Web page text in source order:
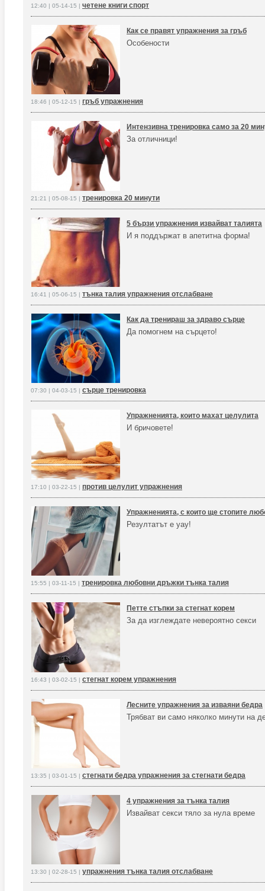
12:40 | 05-14-15 | четене книги спорт
Как се правят упражнения за гръб
Особености
18:46 | 05-12-15 | гръб упражнения
Интензивна тренировка само за 20
За отличници!
21:21 | 05-08-15 | тренировка 20 минути
5 бързи упражнения извайват талията
И я поддържат в апетитна форма!
16:41 | 05-06-15 | тънка талия упражнения отслабване
Как да тренираш за здраво сърце
Да помогнем на сърцето!
07:30 | 04-03-15 | сърце тренировка
Упражненията, които махат целулита
И бричовете!
17:10 | 03-22-15 | против целулит упражнения
Упражненията, с които ще стопите
Резултатът е уау!
15:55 | 03-11-15 | тренировка любовни дръжки тънка талия
Петте стъпки за стегнат корем
За да изглеждате невероятно секси
16:43 | 03-02-15 | стегнат корем упражнения
Лесните упражнения за изваяни бедра
Трябват ви само няколко минути на
13:35 | 03-01-15 | стегнати бедра упражнения за стегнати бедра
4 упражнения за тънка талия
Извайват секси тяло за нула време
13:30 | 02-28-15 | упражнения тънка талия отслабване